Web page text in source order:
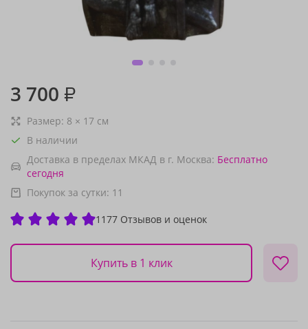
3 700 ₽
Размер: 8 × 17 см
В наличии
Доставка в пределах МКАД в г. Москва: Бесплатно
сегодня
Покупок за сутки: 11
1177 Отзывов и оценок
Купить в 1 клик